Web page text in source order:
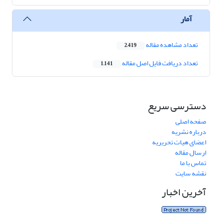
آمار
تعداد مشاهده مقاله 2,419
تعداد دریافت فایل اصل مقاله 1,141
دسترسی سریع
صفحه اصلی
درباره نشریه
اعضای هیات تحریریه
ارسال مقاله
تماس با ما
نقشه سایت
آخرین اخبار